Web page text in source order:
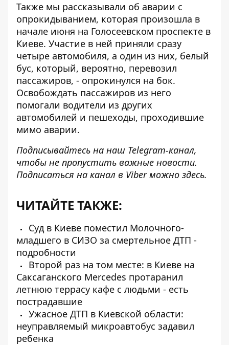
Также мы рассказывали об аварии с
опрокидыванием, которая произошла в
начале июня на Голосеевском проспекте в
Киеве. Участие в ней приняли сразу
четыре автомобиля, а один из них, белый
бус, который, вероятно, перевозил
пассажиров, - опрокинулся на бок.
Освобождать пассажиров из него
помогали водители из других
автомобилей и пешеходы, проходившие
мимо аварии.
Подписывайтесь на наш Telegram-канал,
чтобы не пропустить важные новости.
Подписаться на канал в Viber можно здесь.
ЧИТАЙТЕ ТАКЖЕ:
Суд в Киеве поместил Молочного-
младшего в СИЗО за смертельное ДТП -
подробности
Второй раз на том месте: в Киеве на
Саксаганского Mercedes протаранил
летнюю террасу кафе с людьми - есть
пострадавшие
Ужасное ДТП в Киевской области:
неуправляемый микроавтобус задавил
ребенка